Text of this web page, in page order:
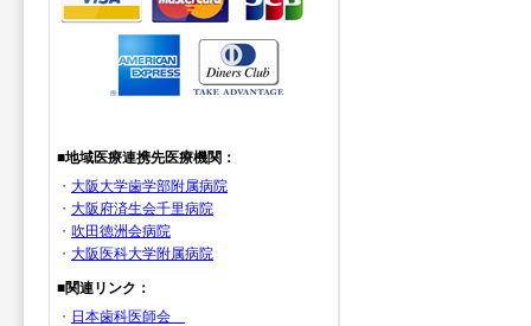
■地域医療連携先医療機関：
・ 大阪大学歯学部附属病院
・ 大阪府済生会千里病院
・ 吹田徳洲会病院
・ 大阪医科大学附属病院
■関連リンク：
・ 日本歯科医師会